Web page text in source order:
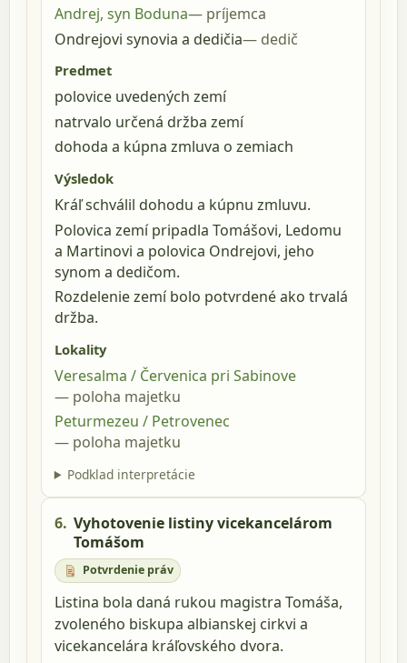
Andrej, syn Boduna
príjemca
Ondrejovi synovia a dedičia
dedič
Predmet
polovice uvedených zemí
natrvalo určená držba zemí
dohoda a kúpna zmluva o zemiach
Výsledok
Kráľ schválil dohodu a kúpnu zmluvu.
Polovica zemí pripadla Tomášovi, Ledomu
a Martinovi a polovica Ondrejovi, jeho
synom a dedičom.
Rozdelenie zemí bolo potvrdené ako trvalá
držba.
Lokality
Veresalma / Červenica pri Sabinove
poloha majetku
Peturmezeu / Petrovenec
poloha majetku
Podklad interpretácie
6. Vyhotovenie listiny vicekancelárom
Tomášom
Potvrdenie práv
Listina bola daná rukou magistra Tomáša,
zvoleného biskupa albianskej cirkvi a
vicekancelára kráľovského dvora.